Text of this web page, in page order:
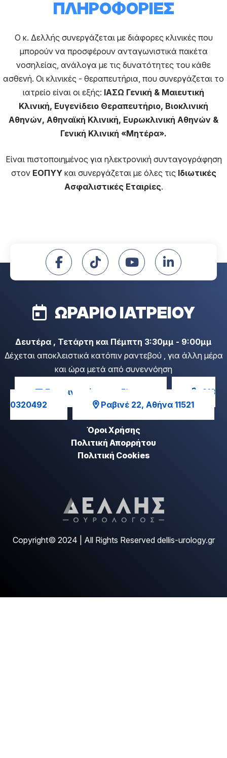
ΠΛΗΡΟΦΟΡΙΕΣ
O κ. Δελλής συνεργάζεται με διάφορες κλινικές που
μπορούν να προσφέρουν ανταγωνιστικά πακέτα
νοσηλείας, ανάλογα με τις δυνατότητες του κάθε
ασθενή. Οι κλινικές - θεραπευτήρια, που συνεργάζεται το
ιατρείο είναι οι εξής: ΙΑΣΩ Γενική & Μαιευτική
Κλινική, Ευγενίδειο Θεραπευτήριο, Βιοκλινική
Αθηνών, Αθηναϊκή Κλινική, Ευρωκλινική Αθηνών &
Γενική Κλινική «Μητέρα».
Είναι πιστοποιημένος για ηλεκτρονική συνταγογράφηση
στον ΕΟΠΥΥκαι συνεργάζεται με όλες τιςΙδιωτικές
Ασφαλιστικές Εταιρίες.
ΩΡΑΡΙΟ ΙΑΤΡΕΙΟΥ
Δευτέρα , Τετάρτη και Πέμπτη 3:30μμ - 9:00μμ
Δέχεται αποκλειστικά κατόπιν ραντεβού , για άλλη μέρα
και ώρα μετά από συνεννόηση
Επικοινωνήστε μαζί μας
213
0320492
Ραβινέ 22, Αθήνα 11521
Όροι Χρήσης
Πολιτική Απορρήτου
Πολιτική Cookies
Copyright© 2024 | All Rights Reserved dellis-urology.gr